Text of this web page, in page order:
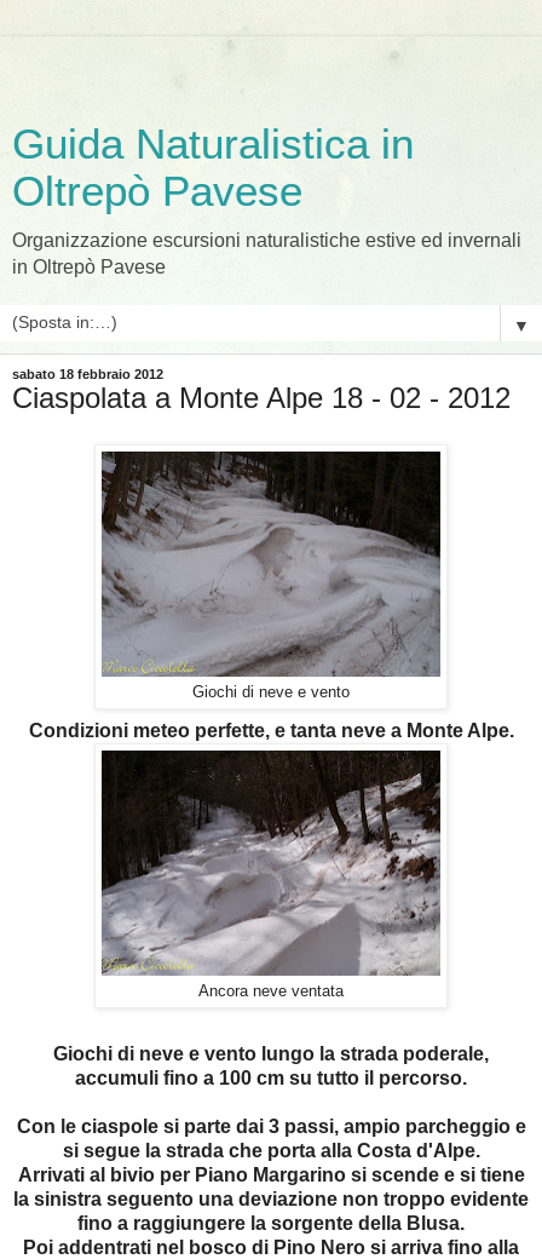
Guida Naturalistica in
Oltrepò Pavese
Organizzazione escursioni naturalistiche estive ed invernali
in Oltrepò Pavese
▼
sabato 18 febbraio 2012
Ciaspolata a Monte Alpe 18 - 02 - 2012
Giochi di neve e vento
Condizioni meteo perfette, e tanta neve a Monte Alpe.
Ancora neve ventata
Giochi di neve e vento lungo la strada poderale,
accumuli fino a 100 cm su tutto il percorso.
Con le ciaspole si parte dai 3 passi, ampio parcheggio e
si segue la strada che porta alla Costa d'Alpe.
Arrivati al bivio per Piano Margarino si scende e si tiene
la sinistra seguento una deviazione non troppo evidente
fino a raggiungere la sorgente della Blusa.
Poi addentrati nel bosco di Pino Nero si arriva fino alla